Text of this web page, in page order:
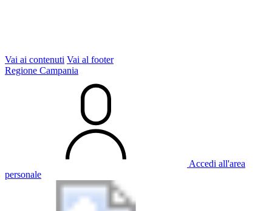
Vai ai contenuti Vai al footer
Regione Campania
Accedi all'area
personale